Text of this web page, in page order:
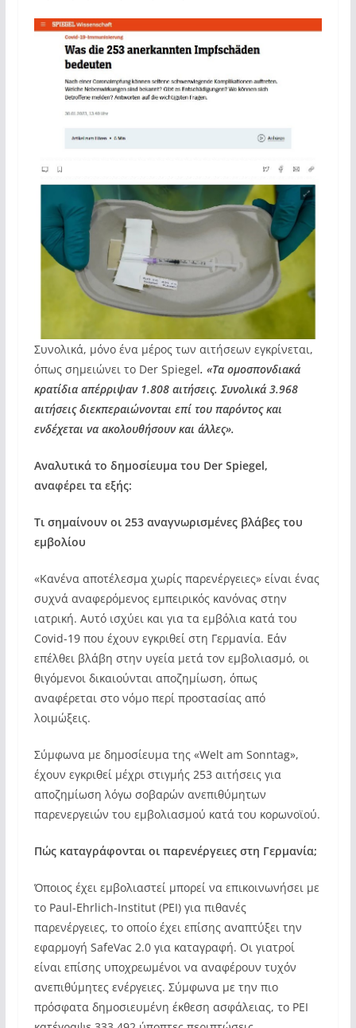
Συνολικά, μόνο ένα μέρος των αιτήσεων εγκρίνεται,
όπως σημειώνει το Der Spiegel. «Τα ομοσπονδιακά
κρατίδια απέρριψαν 1.808 αιτήσεις. Συνολικά 3.968
αιτήσεις διεκπεραιώνονται επί του παρόντος και
ενδέχεται να ακολουθήσουν και άλλες».
Αναλυτικά το δημοσίευμα του Der Spiegel,
αναφέρει τα εξής:
Τι σημαίνουν οι 253 αναγνωρισμένες βλάβες του
εμβολίου
«Κανένα αποτέλεσμα χωρίς παρενέργειες» είναι ένας
συχνά αναφερόμενος εμπειρικός κανόνας στην
ιατρική. Αυτό ισχύει και για τα εμβόλια κατά του
Covid-19 που έχουν εγκριθεί στη Γερμανία. Εάν
επέλθει βλάβη στην υγεία μετά τον εμβολιασμό, οι
θιγόμενοι δικαιούνται αποζημίωση, όπως
αναφέρεται στο νόμο περί προστασίας από
λοιμώξεις.
Σύμφωνα με δημοσίευμα της «Welt am Sonntag»,
έχουν εγκριθεί μέχρι στιγμής 253 αιτήσεις για
αποζημίωση λόγω σοβαρών ανεπιθύμητων
παρενεργειών του εμβολιασμού κατά του κορωνοϊού.
Πώς καταγράφονται οι παρενέργειες στη Γερμανία;
Όποιος έχει εμβολιαστεί μπορεί να επικοινωνήσει με
το Paul-Ehrlich-Institut (PEI) για πιθανές
παρενέργειες, το οποίο έχει επίσης αναπτύξει την
εφαρμογή SafeVac 2.0 για καταγραφή. Οι γιατροί
είναι επίσης υποχρεωμένοι να αναφέρουν τυχόν
ανεπιθύμητες ενέργειες. Σύμφωνα με την πιο
πρόσφατα δημοσιευμένη έκθεση ασφάλειας, το PEI